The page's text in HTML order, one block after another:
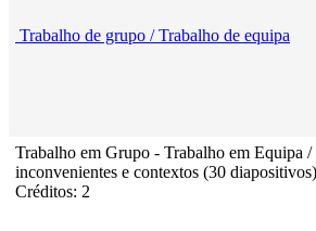
Trabalho de grupo / Trabalho de equipa
Trabalho em Grupo - Trabalho em Equipa /
inconvenientes e contextos (30 diapositivos)
Créditos: 2